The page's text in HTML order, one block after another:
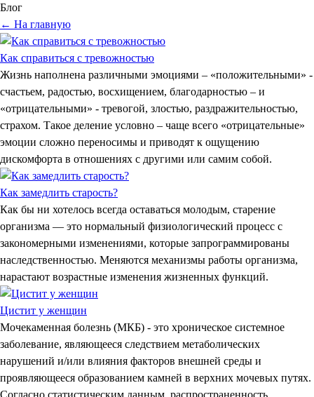
Блог
← На главную
Как справиться с тревожностью
Жизнь наполнена различными эмоциями – «положительными» -
счастьем, радостью, восхищением, благодарностью – и
«отрицательными» - тревогой, злостью, раздражительностью,
страхом. Такое деление условно – чаще всего «отрицательные»
эмоции сложно переносимы и приводят к ощущению
дискомфорта в отношениях с другими или самим собой.
Как замедлить старость?
Как бы ни хотелось всегда оставаться молодым, старение
организма — это нормальный физиологический процесс с
закономерными изменениями, которые запрограммированы
наследственностью. Меняются механизмы работы организма,
нарастают возрастные изменения жизненных функций.
Цистит у женщин
Мочекаменная болезнь (МКБ) - это хроническое системное
заболевание, являющееся следствием метаболических
нарушений и/или влияния факторов внешней среды и
проявляющееся образованием камней в верхних мочевых путях.
Согласно статистическим данным, распространенность